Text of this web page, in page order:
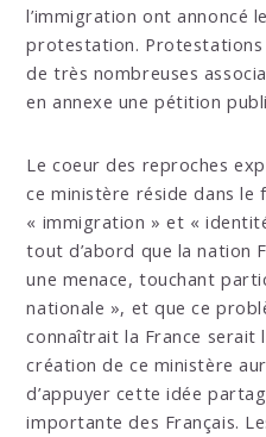
l’immigration ont annoncé
protestation.
de très nombreuses
en annexe une pétition
Le coeur des reproches
ce ministère réside dans le
« immigration » et «
tout d’abord que la nation
une menace, touchant
nationale », et que ce
connaîtrait la France serait
création de ce ministère
d’appuyer cette idée
importante des Français.